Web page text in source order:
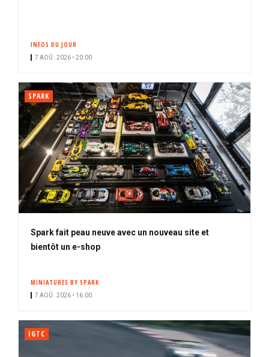
INFOS DU JOUR
7 AOÛ. 2026 • 20:00
SPARK
Spark fait peau neuve avec un nouveau site et
bientôt un e-shop
MINIATURES BY SPARK
7 AOÛ. 2026 • 16:00
IGTC